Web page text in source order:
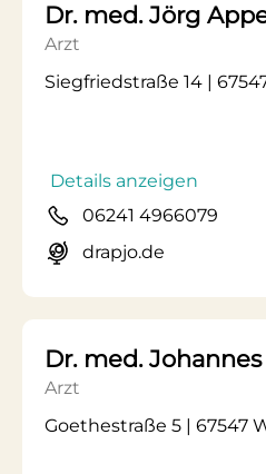
Dr. med. Jörg
Arzt
Siegfriedstraße 14 |
Details anzeigen
06241 4966079
drapjo.de
Dr. med.
Arzt
Goethestraße 5 | 67547